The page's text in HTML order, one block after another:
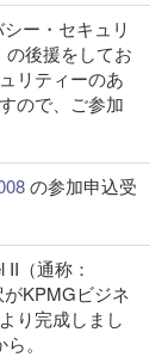
ー・セキュリ
の後援をしてお
リティーのあ
ので、ご参加
の参加申込受
（通称：
KPMGビジネ
り完成しまし
ら。